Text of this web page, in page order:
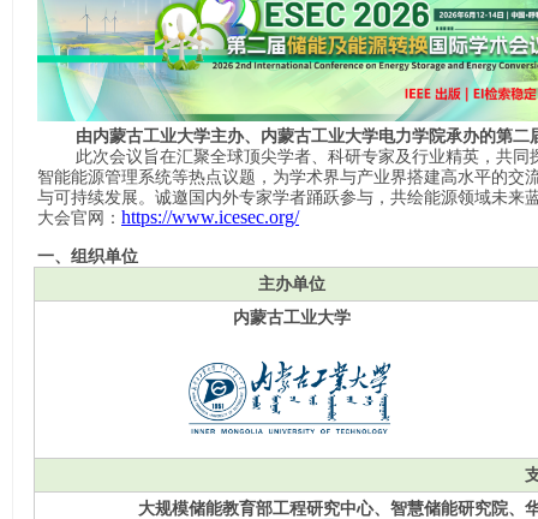
由内蒙古工业大学主办、内蒙古工业大学电力学院承办的第
此次会议旨在汇聚全球顶尖学者、科研专家及行业精英，共
智能能源管理系统等热点议题，为学术界与产业界搭建高水平的交
与可持续发展。诚邀国内外专家学者踊跃参与，共绘能源领域未来
大会官网： https://www.icesec.org/
一、组织单位
主办单位
内蒙古工业大学
大规模储能教育部工程研究中心、智慧储能研究院、